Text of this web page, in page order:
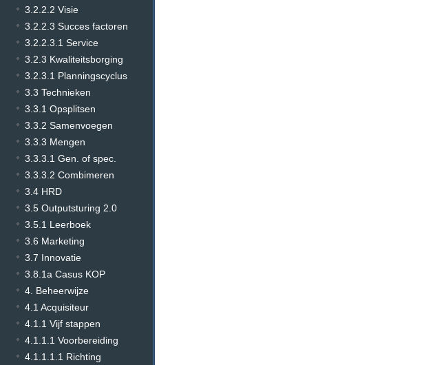
3.2.2.2 Visie
3.2.2.3 Succes factoren
3.2.2.3.1 Service
3.2.3 Kwaliteitsborging
3.2.3.1 Planningscyclus
3.3 Technieken
3.3.1 Opsplitsen
3.3.2 Samenvoegen
3.3.3 Mengen
3.3.3.1 Gen. of spec.
3.3.3.2 Combimeren
3.4 HRD
3.5 Outputsturing 2.0
3.5.1 Leerboek
3.6 Marketing
3.7 Innovatie
3.8.1a Casus KOP
4. Beheerwijze
4.1 Acquisiteur
4.1.1 Vijf stappen
4.1.1.1 Voorbereiding
4.1.1.1.1 Richting